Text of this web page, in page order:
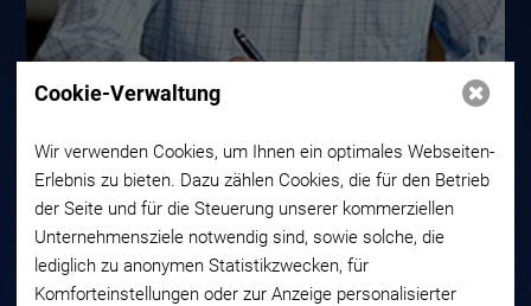
Coaching & I
Cookie-Verwaltung
Wir verwenden Cookies, um Ihnen ein optimales Webseiten-
Erlebnis zu bieten. Dazu zählen Cookies, die für den Betrieb
der Seite und für die Steuerung unserer kommerziellen
Unternehmensziele notwendig sind, sowie solche, die
lediglich zu anonymen Statistikzwecken, für
Komforteinstellungen oder zur Anzeige personalisierter